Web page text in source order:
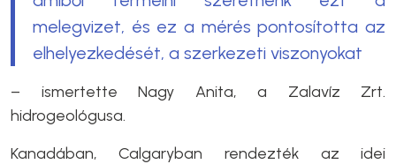
melegvizet, és ez a mérés pontosította az
elhelyezkedését, a szerkezeti viszonyokat
– ismertette Nagy Anita, a Zalavíz Zrt.
hidrogeológusa.
Kanadában, Calgaryban rendezték az idei